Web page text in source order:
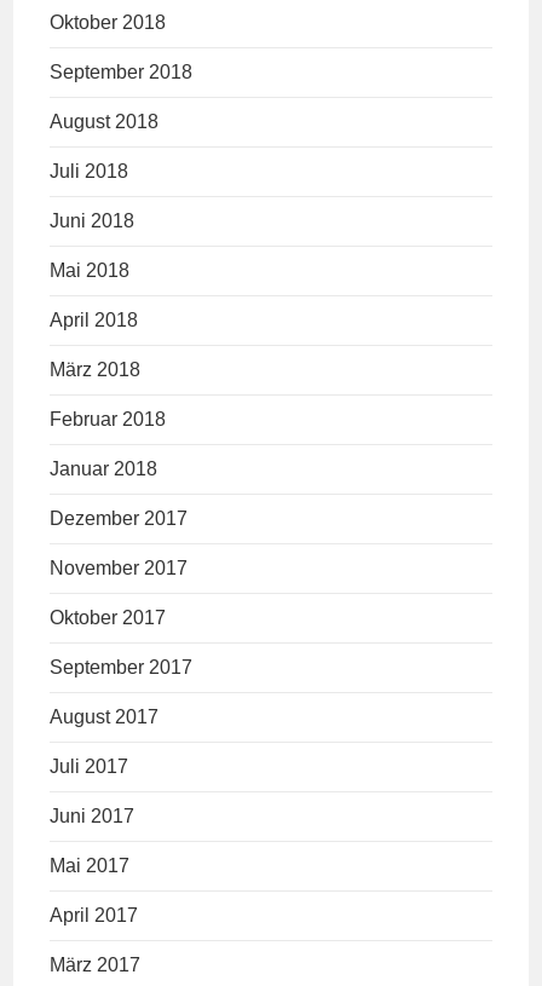
Oktober 2018
September 2018
August 2018
Juli 2018
Juni 2018
Mai 2018
April 2018
März 2018
Februar 2018
Januar 2018
Dezember 2017
November 2017
Oktober 2017
September 2017
August 2017
Juli 2017
Juni 2017
Mai 2017
April 2017
März 2017